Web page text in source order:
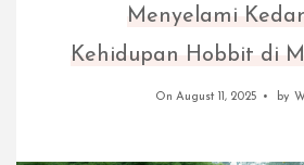
Menyelami
Kehidupan Hobbit di
On August 11, 2025 by